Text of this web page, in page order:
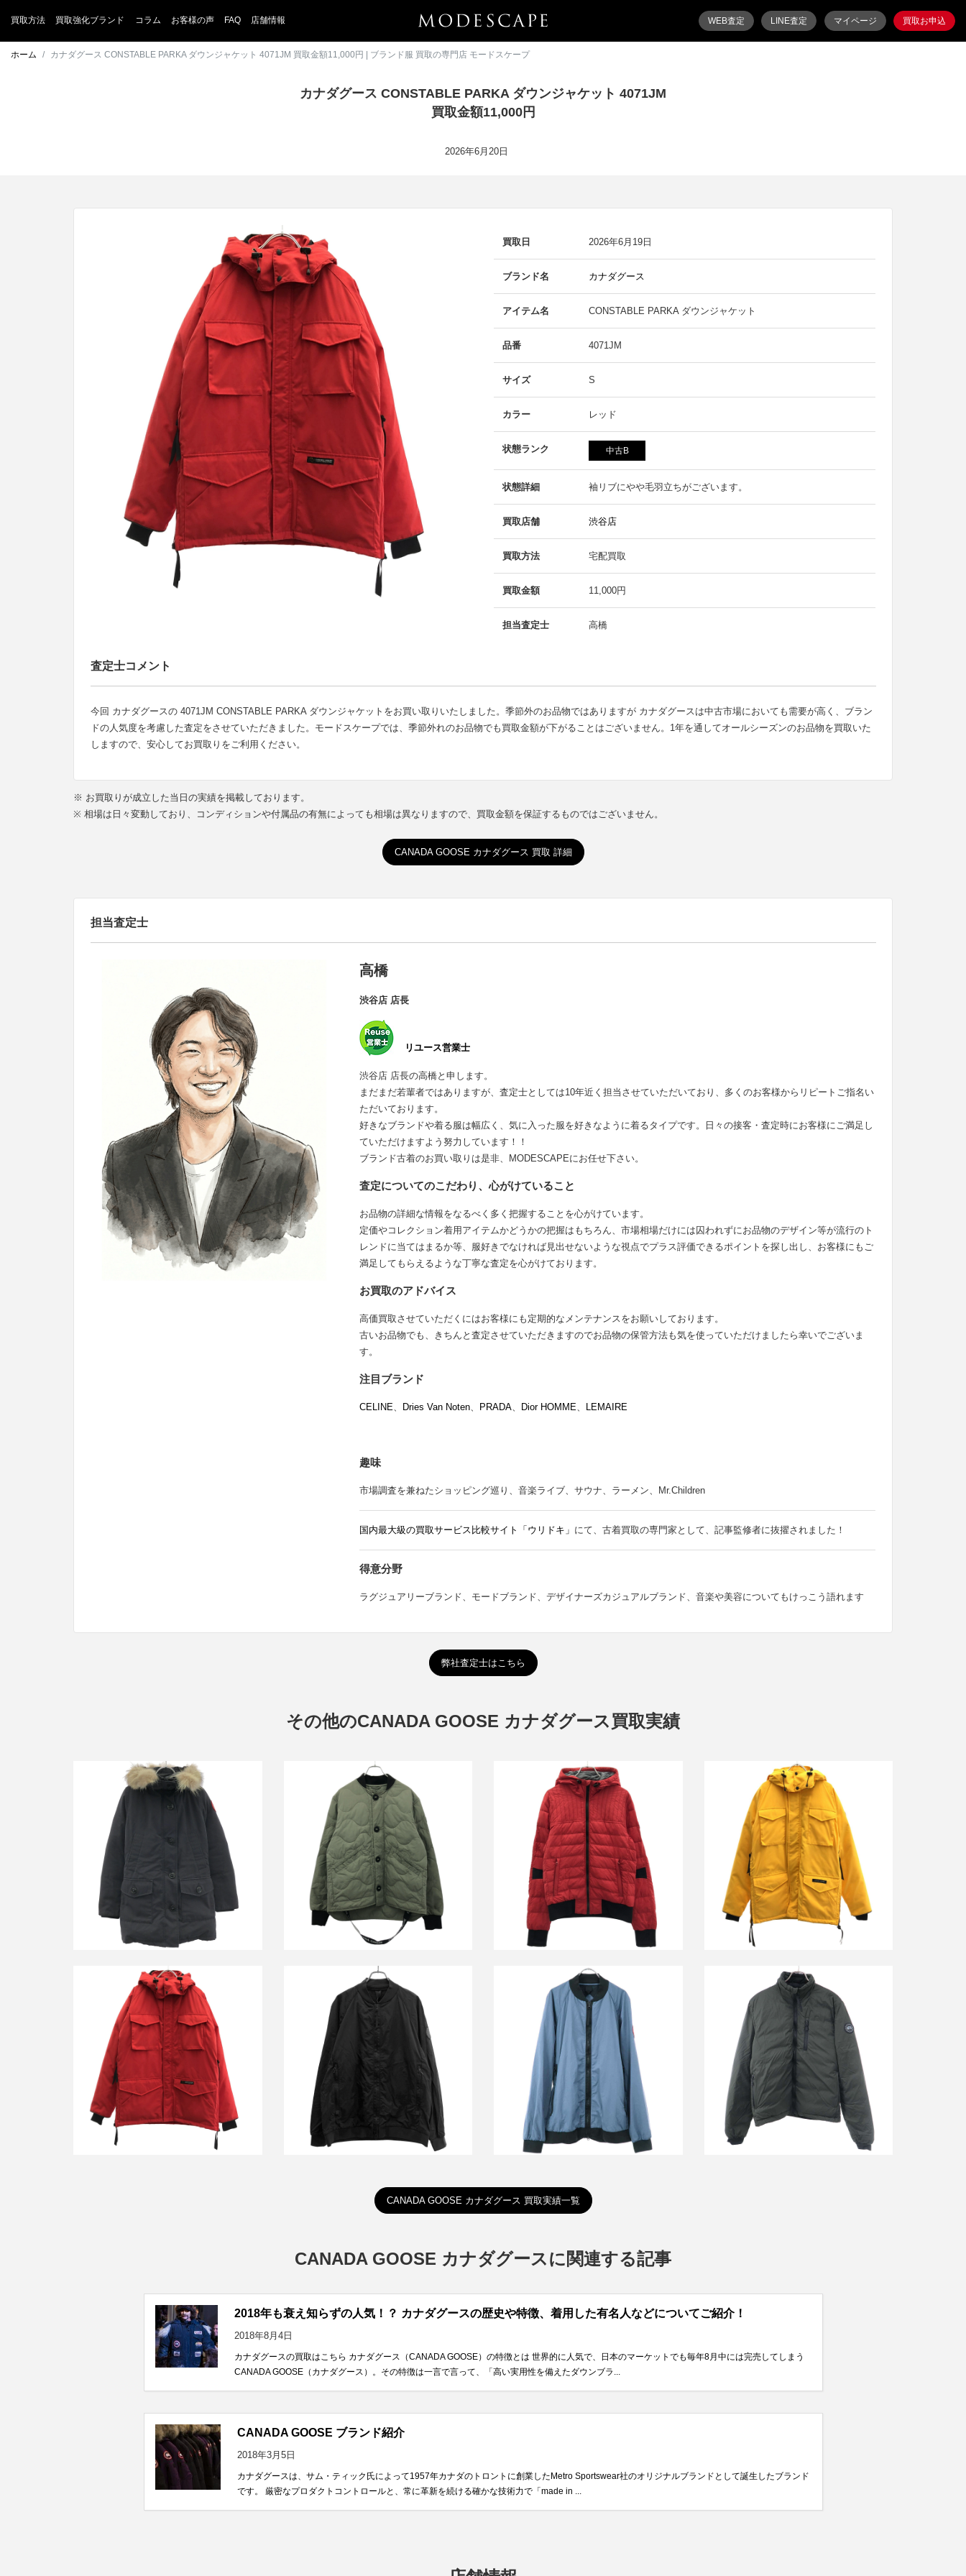
買取方法 買取強化ブランド コラム お客様の声 FAQ 店舗情報 WEB査定 LINE査定 マイページ 買取お申込
ホーム カナダグース CONSTABLE PARKA ダウンジャケット 4071JM 買取金額11,000円 | ブランド服 買取の専門店 モードスケープ
カナダグース CONSTABLE PARKA ダウンジャケット 4071JM
買取金額11,000円
2026年6月20日
買取日 2026年6月19日
ブランド名 カナダグース
アイテム名 CONSTABLE PARKA ダウンジャケット
品番 4071JM
サイズ S
カラー レッド
状態ランク 中古B
状態詳細 袖リブにやや毛羽立ちがございます。
買取店舗 渋谷店
買取方法 宅配買取
買取金額 11,000円
担当査定士 高橋
査定士コメント
今回 カナダグースの 4071JM CONSTABLE PARKA ダウンジャケットをお買い取りいたしました。季節外のお品物ではありますが カナダグースは中古市場においても需要が高く、ブラン
ドの人気度を考慮した査定をさせていただきました。モードスケープでは、季節外れのお品物でも買取金額が下がることはございません。1年を通してオールシーズンのお品物を買取いた
しますので、安心してお買取りをご利用ください。
※ お買取りが成立した当日の実績を掲載しております。
※ 相場は日々変動しており、コンディションや付属品の有無によっても相場は異なりますので、買取金額を保証するものではございません。
CANADA GOOSE カナダグース 買取 詳細
担当査定士
高橋
渋谷店 店長
リユース営業士
渋谷店 店長の高橋と申します。
まだまだ若輩者ではありますが、査定士としては10年近く担当させていただいており、多くのお客様からリピートご指名い
ただいております。
好きなブランドや着る服は幅広く、気に入った服を好きなように着るタイプです。日々の接客・査定時にお客様にご満足し
ていただけますよう努力しています！！
ブランド古着のお買い取りは是非、MODESCAPEにお任せ下さい。
査定についてのこだわり、心がけていること
お品物の詳細な情報をなるべく多く把握することを心がけています。
定価やコレクション着用アイテムかどうかの把握はもちろん、市場相場だけには囚われずにお品物のデザイン等が流行のト
レンドに当てはまるか等、服好きでなければ見出せないような視点でプラス評価できるポイントを探し出し、お客様にもご
満足してもらえるような丁寧な査定を心がけております。
お買取のアドバイス
高価買取させていただくにはお客様にも定期的なメンテナンスをお願いしております。
古いお品物でも、きちんと査定させていただきますのでお品物の保管方法も気を使っていただけましたら幸いでございま
す。
注目ブランド
CELINE Dries Van Noten、 PRADA、 Dior HOMME LEMAIRE
趣味
市場調査を兼ねたショッピング巡り、音楽ライブ、サウナ、ラーメン、Mr.Children
国内最大級の買取サービス比較サイト「ウリドキ」 にて、古着買取の専門家として、記事監修者に抜擢されました！
得意分野
ラグジュアリーブランド、モードブランド、デザイナーズカジュアルブランド、音楽や美容についてもけっこう語れます
弊社査定士はこちら
その他のCANADA GOOSE カナダグース買取実績
カナダグース BRONTE PARKA ダウン
詳しく見る
カナダグース Mclean Jacket マクリー
ンジャケット 3595M
買取金額24,000円
詳しく見る
カナダグース CARBRI HOODY ダウン
ジャケット 2208M
買取金額12,000円
詳しく見る
カナダグース CONSTABLE PARKA ダ
ウンジャケット 4071JM
買取金額11,000円
詳しく見る
カナダグース CONSTABLE PARKA ダ
ウンジャケット 4071JM
買取金額11,000円
詳しく見る
カナダグース BLACK LABEL Faber
Bomber フェーバー ボンバージャケッ
ト 2441MB
買取金額20,400円
詳しく見る
カナダグース Faber Bomber フェーバ
ー ボンバージャケット
買取金額14,400円
詳しく見る
カナダグース Lodge Jacket Black Label
ロッジジャケット 5079MB
詳しく見る
CANADA GOOSE カナダグース 買取実績一覧
CANADA GOOSE カナダグースに関連する記事
2018年も衰え知らずの人気！？ カナダグースの歴史や特徴、着用した有名人などについてご紹介！
2018年8月4日
カナダグースの買取はこちら カナダグース（CANADA GOOSE）の特徴とは 世界的に人気で、日本のマーケットでも毎年8月中には完売してしまう
CANADA GOOSE（カナダグース）。その特徴は一言で言って、「高い実用性を備えたダウンブラ...
CANADA GOOSE ブランド紹介
2018年3月5日
カナダグースは、サム・ティック氏によって1957年カナダのトロントに創業したMetro Sportswear社のオリジナルブランドとして誕生したブランド
です。 厳密なプロダクトコントロールと、常に革新を続ける確かな技術力で「made in ...